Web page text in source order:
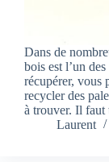
Dans de
bois est l’un
récupérer, vous
recycler des
à trouver. Il
Laurent